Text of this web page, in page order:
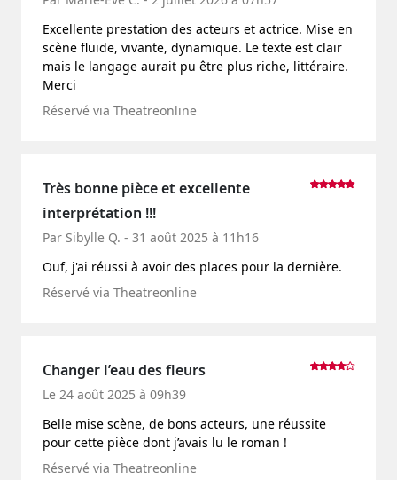
Excellente prestation des acteurs et actrice. Mise en
scène fluide, vivante, dynamique. Le texte est clair
mais le langage aurait pu être plus riche, littéraire.
Merci
Réservé via Theatreonline
Très bonne pièce et excellente
interprétation !!!
Par Sibylle Q. - 31 août 2025 à 11h16
Ouf, j'ai réussi à avoir des places pour la dernière.
Réservé via Theatreonline
Changer l’eau des fleurs
Le 24 août 2025 à 09h39
Belle mise scène, de bons acteurs, une réussite
pour cette pièce dont j’avais lu le roman !
Réservé via Theatreonline